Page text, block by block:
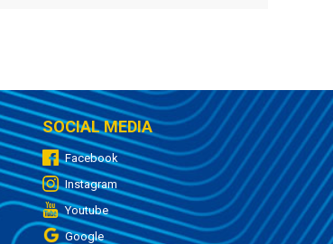
SOCIAL MEDIA
Facebook
Instagram
Youtube
Google